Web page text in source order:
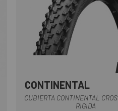
Negro
CONTINENTAL
CUBIERTA CONTINENTAL
RIGIDA